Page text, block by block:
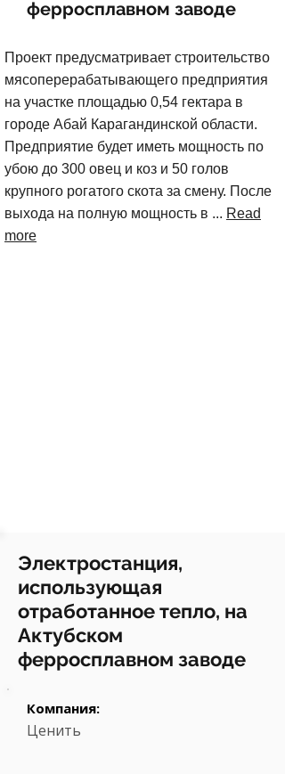
ферросплавном заводе
Проект предусматривает строительство
мясоперерабатывающего предприятия
на участке площадью 0,54 гектара в
городе Абай Карагандинской области.
Предприятие будет иметь мощность по
убою до 300 овец и коз и 50 голов
крупного рогатого скота за смену. После
выхода на полную мощность в ... Read
more
Электростанция,
использующая
отработанное тепло, на
Актубском
ферросплавном заводе
Компания:
Ценить